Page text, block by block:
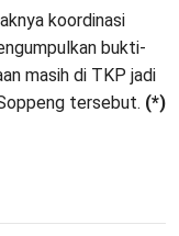
koordinasi
bukti-
masih di TKP jadi
tersebut. (*)